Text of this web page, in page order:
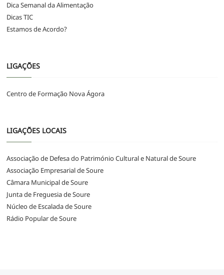
Dica Semanal da Alimentação
Dicas TIC
Estamos de Acordo?
LIGAÇÕES
Centro de Formação Nova Ágora
LIGAÇÕES LOCAIS
Associação de Defesa do Património Cultural e Natural de Soure
Associação Empresarial de Soure
Câmara Municipal de Soure
Junta de Freguesia de Soure
Núcleo de Escalada de Soure
Rádio Popular de Soure